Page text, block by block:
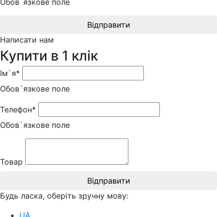
Обов`язкове поле
Відправити
Написати нам
Купити в 1 клік
Ім`я*
Обов`язкове поле
Телефон*
Обов`язкове поле
Товар
Відправити
Будь ласка, оберіть зручну мову: